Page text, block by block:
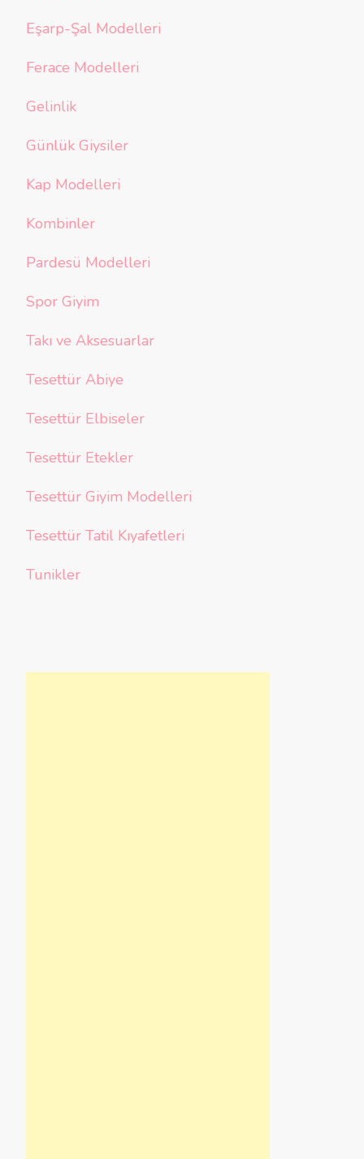
Eşarp-Şal Modelleri
Ferace Modelleri
Gelinlik
Günlük Giysiler
Kap Modelleri
Kombinler
Pardesü Modelleri
Spor Giyim
Takı ve Aksesuarlar
Tesettür Abiye
Tesettür Elbiseler
Tesettür Etekler
Tesettür Giyim Modelleri
Tesettür Tatil Kıyafetleri
Tunikler